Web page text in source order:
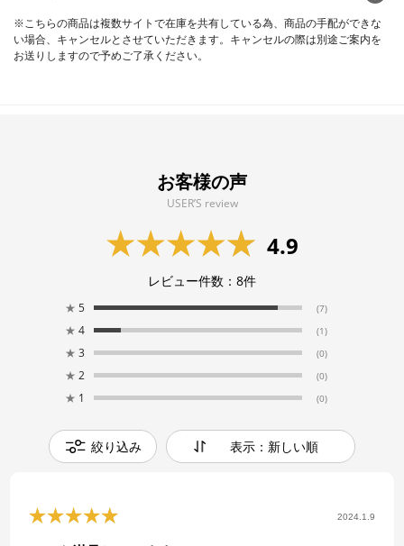
※こちらの商品は複数サイトで在庫を共有している為、商品の手配ができな
い場合、キャンセルとさせていただきます。キャンセルの際は別途ご案内を
お送りしますので予めご了承ください。
お客様の声
USER’S review
4.9
レビュー件数： 8件
★ 5 (7)
★ 4 (1)
★ 3 (0)
★ 2 (0)
★ 1 (0)
絞り込み 表示：新しい順
2024.1.9